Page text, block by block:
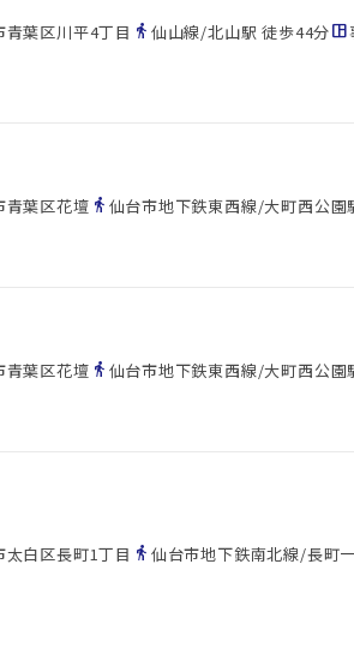
葉区川平4丁目 directions_walk 仙山線/北山駅 徒歩44分space_dashboard
青葉区花壇 directions_walk 仙台市地下鉄東西線/大町西公園
青葉区花壇 directions_walk 仙台市地下鉄東西線/大町西公園
白区長町1丁目 directions_walk 仙台市地下鉄南北線/長町